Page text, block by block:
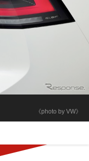
《photo by VW》